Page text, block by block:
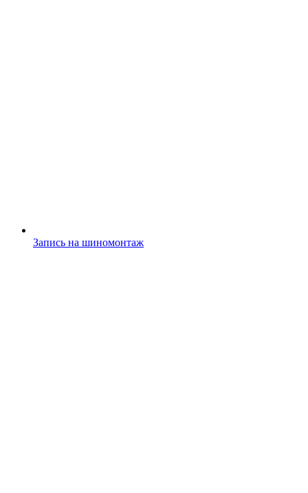
Запись на шиномонтаж